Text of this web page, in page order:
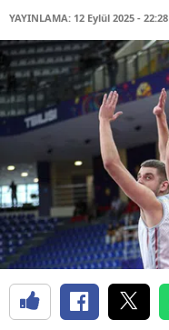
YAYINLAMA: 12 Eylül 2025 - 22:28